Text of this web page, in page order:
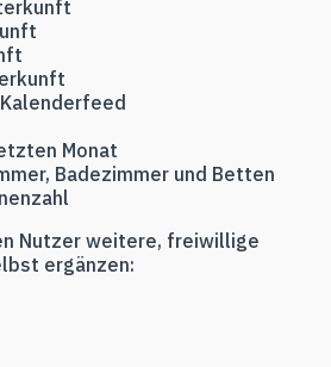
Monat
Badezimmer und Betten
Nutzer weitere, freiwillige
ergänzen: